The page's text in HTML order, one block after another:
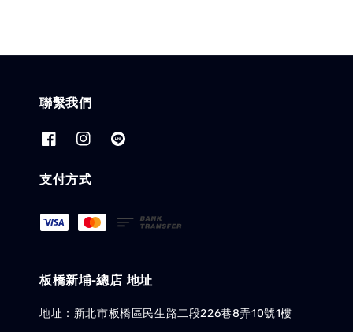
聯繫我們
支付方式
板橋新埔-總店 地址
地址：新北市板橋區民生路二段226巷8弄10號1樓